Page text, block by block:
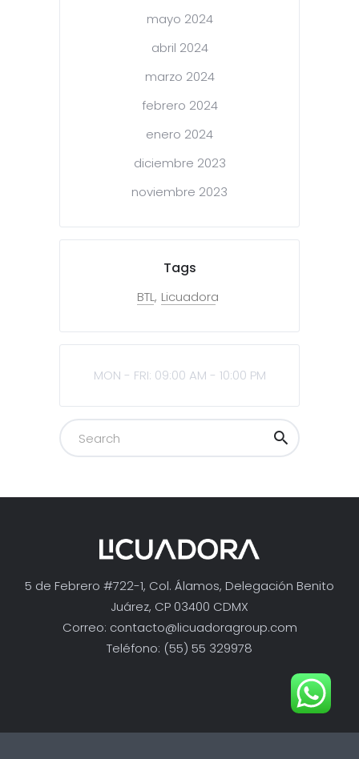
mayo 2024
abril 2024
marzo 2024
febrero 2024
enero 2024
diciembre 2023
noviembre 2023
Tags
BTL Licuadora
MON - FRI: 09:00 AM - 10:00 PM
5 de Febrero #722-1, Col. Álamos, Delegación Benito
Juárez, CP 03400 CDMX
Correo: contacto@licuadoragroup.com
Teléfono: (55) 55 329978